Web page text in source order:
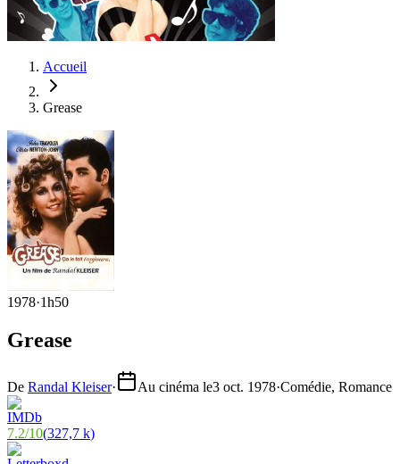
Accueil
Grease
1978·1h50
Grease
De Randal Kleiser· Au cinéma le3 oct. 1978·Comédie, Romance
7.2/10(327,7 k)